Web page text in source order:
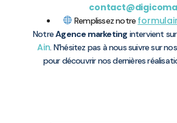
Remplissez notre
NotreAgence marketing intervient
Ain. N’hésitez pas à nous suivre sur
pour découvrir nos dernières